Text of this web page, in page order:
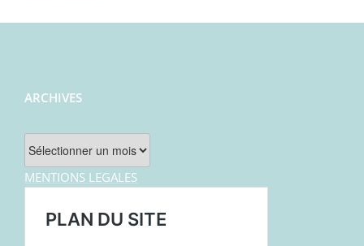
ARCHIVES
Archives
MENTIONS LEGALES